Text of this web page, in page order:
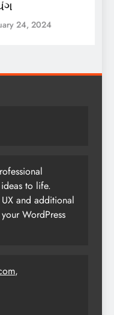
to life.
and additional
WordPress
,